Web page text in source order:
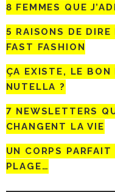
8 FEMMES QUE
5 RAISONS DE DIRE
FAST FASHION
ÇA EXISTE, LE BON
NUTELLA ?
7 NEWSLETTERS
CHANGENT LA VIE
UN CORPS PARFAIT
PLAGE…